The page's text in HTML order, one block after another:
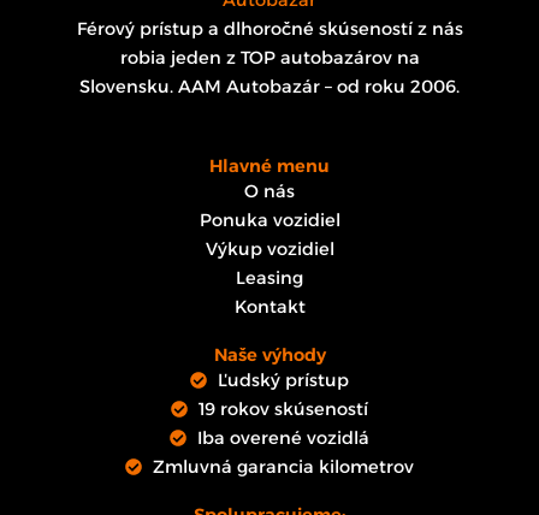
Férový prístup a dlhoročné skúseností z nás
robia jeden z TOP autobazárov na
Slovensku. AAM Autobazár – od roku 2006.
Hlavné menu
O nás
Ponuka vozidiel
Výkup vozidiel
Leasing
Kontakt
Naše výhody
Ľudský prístup
19 rokov skúseností
Iba overené vozidlá
Zmluvná garancia kilometrov